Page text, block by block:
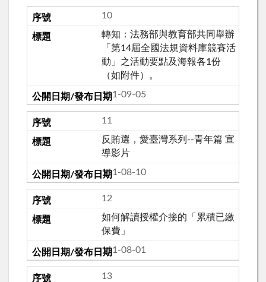
10
轉知：法務部與教育部共同舉辦
「第14屆全國法規資料庫競賽活
動」之活動要點及海報各1份
（如附件）。
111-09-05
11
反賄選，愛臺灣系列--青年篇 宣
導影片
111-08-10
12
如何解讀授權介接的「累積已繳
保費」
111-08-01
13